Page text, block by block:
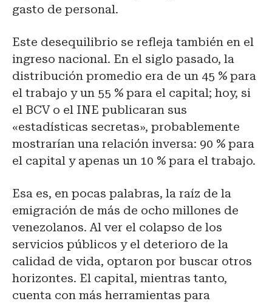
gasto de personal.
Este desequilibrio se refleja también en el
ingreso nacional. En el siglo pasado, la
distribución promedio era de un 45 % para
el trabajo y un 55 % para el capital; hoy, si
el BCV o el INE publicaran sus
«estadísticas secretas», probablemente
mostrarían una relación inversa: 90 % para
el capital y apenas un 10 % para el trabajo.
Esa es, en pocas palabras, la raíz de la
emigración de más de ocho millones de
venezolanos. Al ver el colapso de los
servicios públicos y el deterioro de la
calidad de vida, optaron por buscar otros
horizontes. El capital, mientras tanto,
cuenta con más herramientas para